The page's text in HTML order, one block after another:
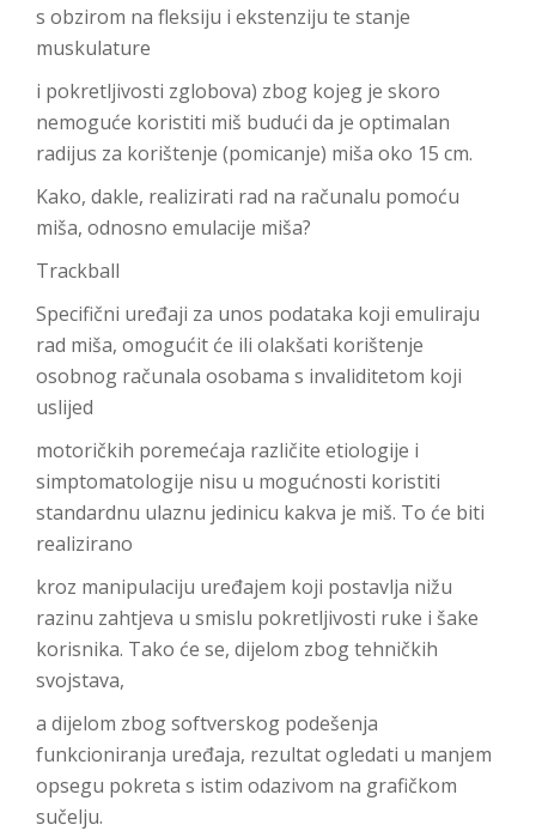
s obzirom na fleksiju i ekstenziju te stanje
muskulature
i pokretljivosti zglobova) zbog kojeg je skoro
nemoguće koristiti miš budući da je optimalan
radijus za korištenje (pomicanje) miša oko 15 cm.
Kako, dakle, realizirati rad na računalu pomoću
miša, odnosno emulacije miša?
Trackball
Specifični uređaji za unos podataka koji emuliraju
rad miša, omogućit će ili olakšati korištenje
osobnog računala osobama s invaliditetom koji
uslijed
motoričkih poremećaja različite etiologije i
simptomatologije nisu u mogućnosti koristiti
standardnu ulaznu jedinicu kakva je miš. To će biti
realizirano
kroz manipulaciju uređajem koji postavlja nižu
razinu zahtjeva u smislu pokretljivosti ruke i šake
korisnika. Tako će se, dijelom zbog tehničkih
svojstava,
a dijelom zbog softverskog podešenja
funkcioniranja uređaja, rezultat ogledati u manjem
opsegu pokreta s istim odazivom na grafičkom
sučelju.